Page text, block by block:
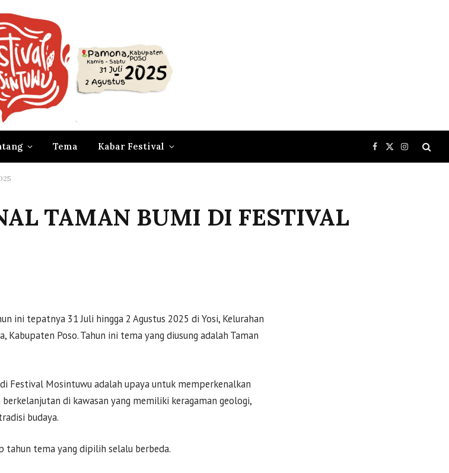
Tema Kabar Festival Facebook
X
(Twitter)
Instagram
TAMAN BUMI DI FESTIVAL
ini tepatnya 31 Juli hingga 2 Agustus 2025 di Yosi, Kelurahan
Kabupaten Poso. Tahun ini tema yang diusung adalah Taman
Festival Mosintuwu adalah upaya untuk memperkenalkan
di kawasan yang memiliki keragaman geologi,
budaya.
tahun tema yang dipilih selalu berbeda.